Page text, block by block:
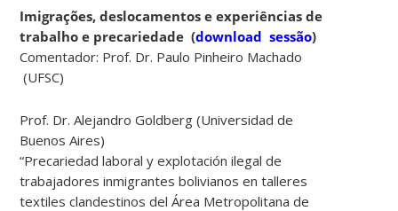
Imigrações, deslocamentos e experiências de
trabalho e precariedade(download sessão)
Comentador: Prof. Dr. Paulo Pinheiro Machado
(UFSC)
Prof. Dr. Alejandro Goldberg (Universidad de
Buenos Aires)
“Precariedad laboral y explotación ilegal de
trabajadores inmigrantes bolivianos en talleres
textiles clandestinos del Área Metropolitana de